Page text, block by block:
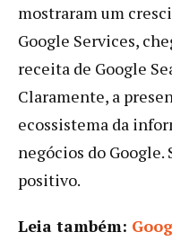
mostraram um
Google Services,
receita de Google
Claramente, a
ecossistema da
negócios do
positivo.
Leia também: